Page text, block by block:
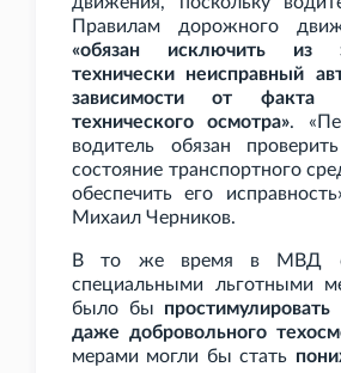
Правилам дорожного
«обязан исключить из
технически неисправный
зависимости от факта
технического осмотра».
водитель обязан
состояние транспортного
обеспечить его
Михаил Черников.
В то же время в МВД
специальными льготными
было бы
даже добровольного
мерами могли бы стать